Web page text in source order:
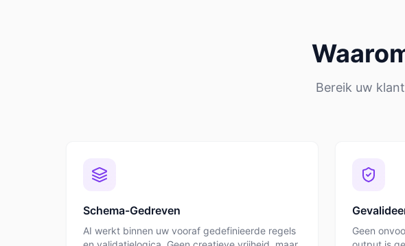
Bereik uw
Schema-Gedreven
AI werkt binnen uw vooraf gedefinieerde regels
Geen